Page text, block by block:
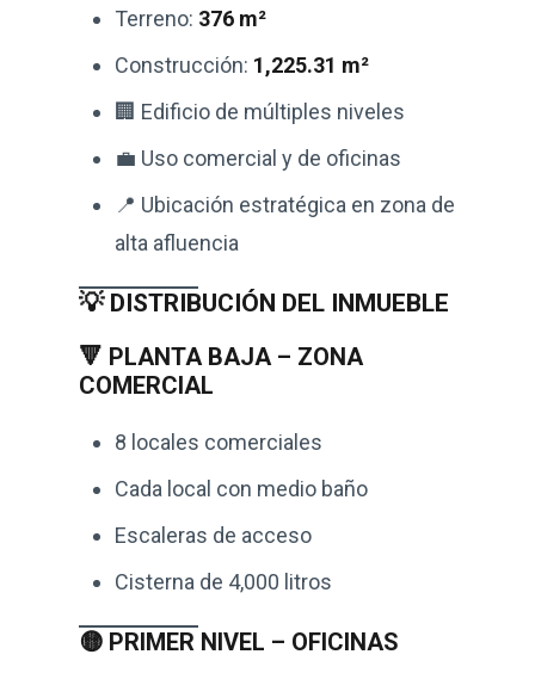
Terreno: 376 m²
Construcción: 1,225.31 m²
🏢 Edificio de múltiples niveles
💼 Uso comercial y de oficinas
📍 Ubicación estratégica en zona de
alta afluencia
💡 DISTRIBUCIÓN DEL INMUEBLE
🔻 PLANTA BAJA – ZONA
COMERCIAL
8 locales comerciales
Cada local con medio baño
Escaleras de acceso
Cisterna de 4,000 litros
🟡 PRIMER NIVEL – OFICINAS